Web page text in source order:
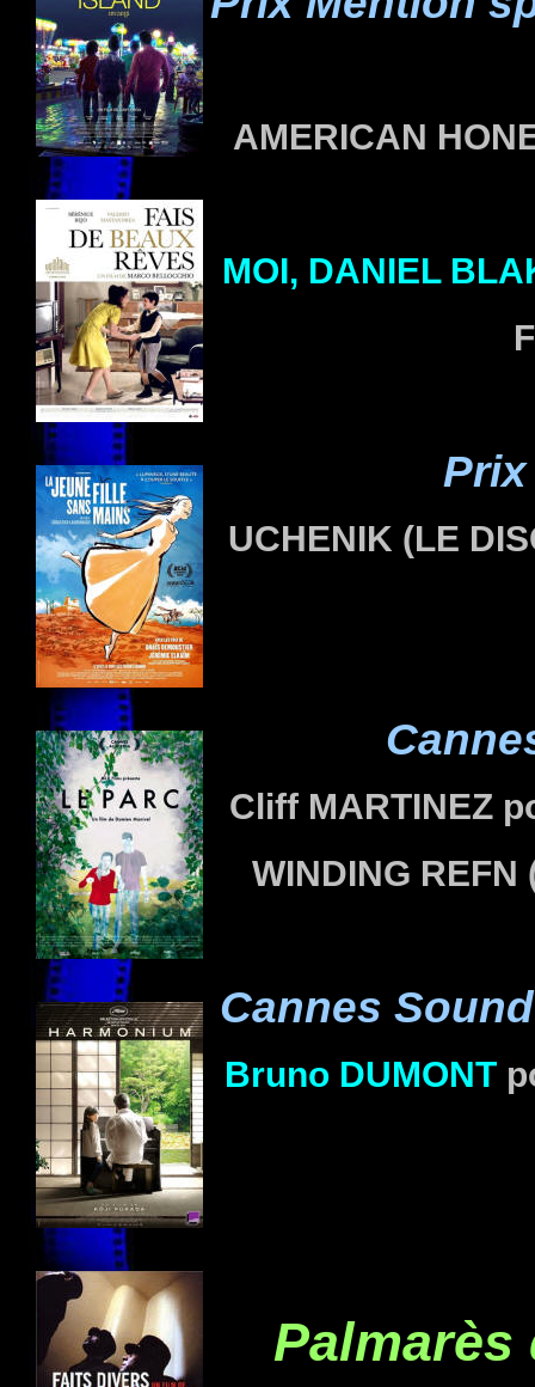
AMERICAN
MOI, DANIEL
UCHENIK (LE
Cliff MARTINEZ
WINDING REFN
Cannes
Bruno DUMONT